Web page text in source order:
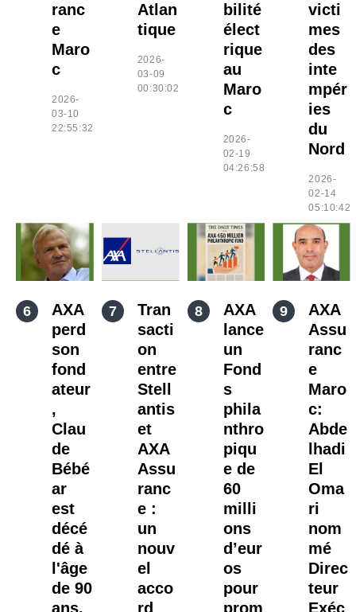
ranc
e
Maro
c
2026-
03-10
22:55:32
Atlan
tique
2026-
03-09
00:30:02
bilité
élect
rique
au
Maro
c
2026-
02-19
04:26:58
victi
mes
des
inte
mpér
ies
du
Nord
2026-
02-14
05:10:42
AXA
perd
son
fond
ateur
,
Clau
de
Bébé
ar
est
décé
dé à
l'âge
de 90
ans.
Tran
sacti
on
entre
Stell
antis
et
AXA
Assu
ranc
e :
un
nouv
el
acco
rd
AXA
lance
un
Fond
s
phila
nthro
piqu
e de
60
milli
ons
d’eur
os
pour
prom
AXA
Assu
ranc
e
Maro
c:
Abde
lhadi
El
Oma
ri
nom
mé
Direc
teur
Exéc